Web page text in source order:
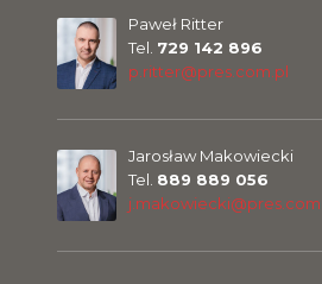
Paweł Ritter
Tel. 729 142 896
p.ritter@pres.com.pl
Jarosław Makowiecki
Tel. 889 889 056